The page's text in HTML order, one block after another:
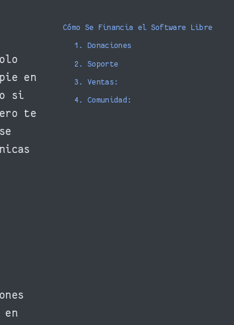
en
si
te
en
Cómo Se Financia el Software Libre
1. Donaciones
2. Soporte
3. Ventas:
4. Comunidad: